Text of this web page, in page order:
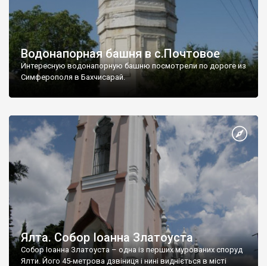
Водонапорная башня в с.Почтовое
Интересную водонапорную башню посмотрели по дороге из
Симферополя в Бахчисарай.
Ялта. Собор Іоанна Златоуста
Собор Іоанна Златоуста – одна із перших мурованих споруд
Ялти. Його 45-метрова дзвіниця і нині видніється в місті